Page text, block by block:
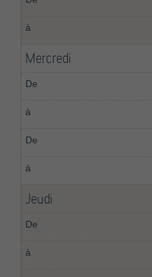
Mercredi
Jeudi